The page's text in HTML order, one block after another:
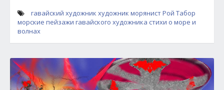
гавайский художник художник морянист Рой Табор
морские пейзажи гавайского художника стихи о море и
волнах